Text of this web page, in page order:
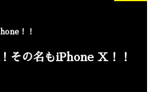
！！
その名もiPhone X！！